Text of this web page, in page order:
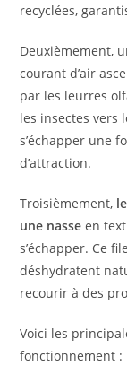
recyclées,
Deuxièmement,
courant d’air
par les leurres
les insectes vers
s’échapper une
d’attraction.
Troisièmement,
une nasse en
s’échapper. Ce
déshydratent
recourir à des
Voici les
fonctionnement :